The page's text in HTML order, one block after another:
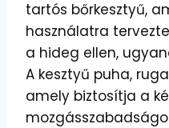
tartós bőrkesztyű,
használatra
a hideg ellen,
A kesztyű puha,
amely biztosítja a